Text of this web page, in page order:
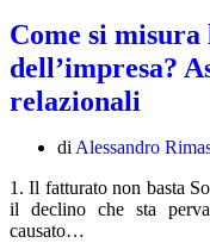
Come si
dell’impresa?
relazionali
di Alessandro
1. Il fatturato non basta
il declino che sta
causato…